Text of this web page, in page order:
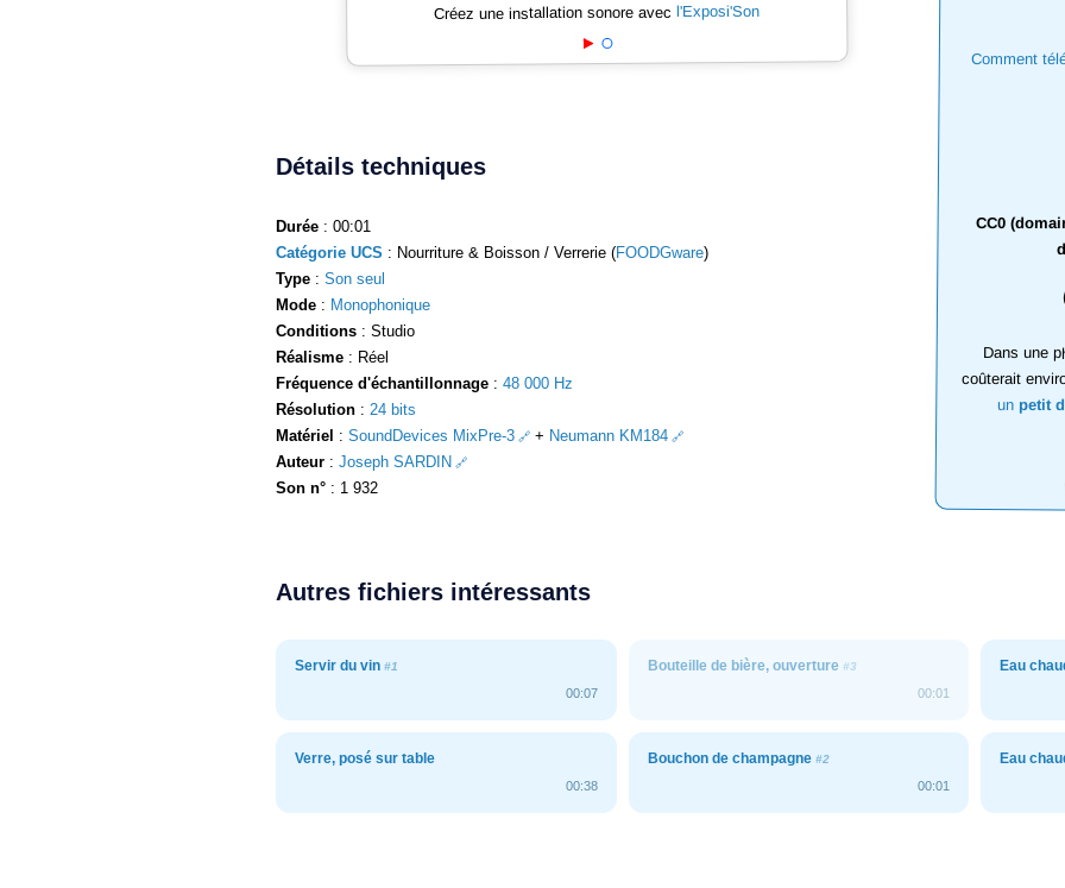
Comment
CC0
Dans une
coûterait
un petit
Créez une installation sonore avecl'Exposi'Son
Détails techniques
Durée : 00:01
Catégorie UCS : Nourriture & Boisson / Verrerie (FOODGware)
Type : Son seul
Mode : Monophonique
Conditions : Studio
Réalisme : Réel
Fréquence d'échantillonnage : 48 000 Hz
Résolution : 24 bits
Matériel : SoundDevices MixPre-3 + Neumann KM184
Auteur : Joseph SARDIN
Son n° : 1 932
Autres fichiers intéressants
Servir du vin #1
00:07
Bouteille de bière, ouverture #3
00:01
Eau
Verre, posé sur table
00:38
Bouchon de champagne #2
00:01
Eau